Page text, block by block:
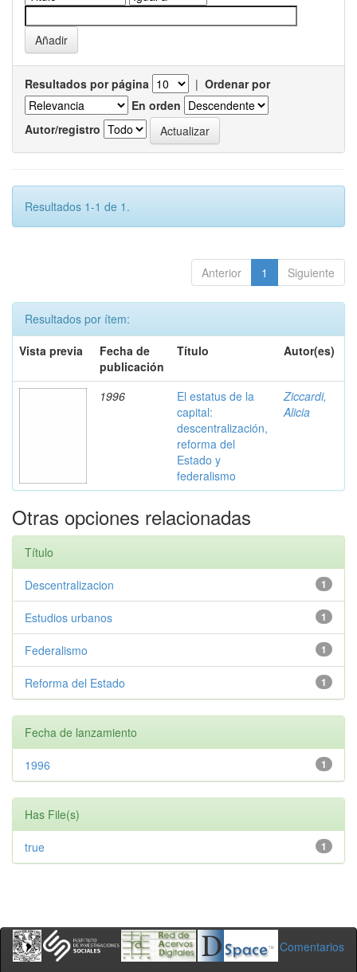
Resultados por página | Ordenar por
En orden
Autor/registro
Resultados 1-1 de 1.
Anterior 1 Siguiente
Resultados por ítem:
Vista previa
Fecha de
publicación
Título Autor(es)
1996
El estatus de la
capital:
descentralización,
reforma del
Estado y
federalismo
Ziccardi,
Alicia
Otras opciones relacionadas
Título
1
Descentralizacion
1
Estudios urbanos
1
Federalismo
1
Reforma del Estado
Fecha de lanzamiento
1
1996
Has File(s)
1
true
Comentarios